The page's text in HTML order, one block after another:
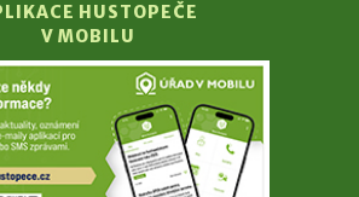
HUSTOPEČE
V MOBILU